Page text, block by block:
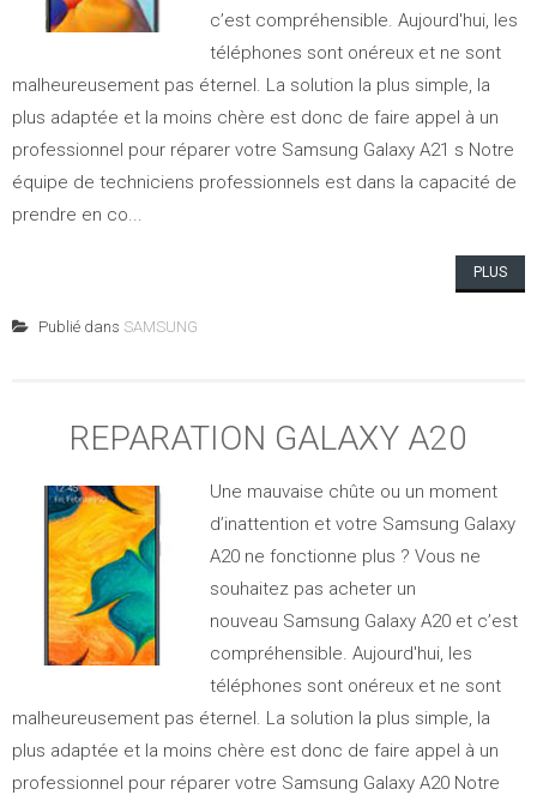
c’est compréhensible. Aujourd'hui, les
téléphones sont onéreux et ne sont
malheureusement pas éternel. La solution la plus simple, la
plus adaptée et la moins chère est donc de faire appel à un
professionnel pour réparer votre Samsung Galaxy A21 s Notre
équipe de techniciens professionnels est dans la capacité de
prendre en co...
PLUS
Publié dans SAMSUNG
REPARATION GALAXY A20
Une mauvaise chûte ou un moment
d’inattention et votre Samsung Galaxy
A20 ne fonctionne plus ? Vous ne
souhaitez pas acheter un
nouveau Samsung Galaxy A20 et c’est
compréhensible. Aujourd'hui, les
téléphones sont onéreux et ne sont
malheureusement pas éternel. La solution la plus simple, la
plus adaptée et la moins chère est donc de faire appel à un
professionnel pour réparer votre Samsung Galaxy A20 Notre